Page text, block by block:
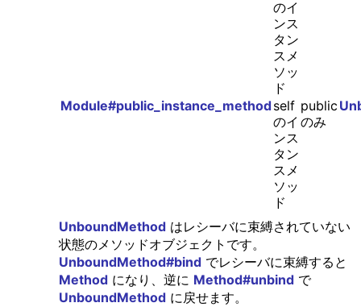
のイ
ンス
タン
スメ
ソッ
ド
Module#public_instance_methodself
のイ
ンス
タン
スメ
ソッ
ド
public
のみ
UnboundMethodはレシーバに束縛されていない
状態のメソッドオブジェクトです。
UnboundMethod#bindでレシーバに束縛すると
Methodになり、逆に Method#unbindで
UnboundMethodに戻せます。